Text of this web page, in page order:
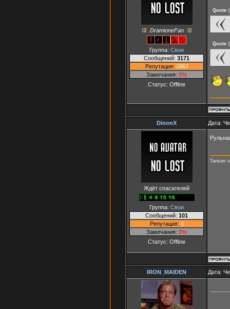
DramioneFan
Группа: Свои
Сообщений: 3171
Репутация: 2667
Замечания: 0%
Статус: Offline
Quote (
Quote (
DinonX Дата:
Ждёт спасателей
Группа: Свои
Сообщений: 101
Репутация: 5
Замечания: 0%
Статус: Offline
Tantum
IRON_MAIDEN Дата: